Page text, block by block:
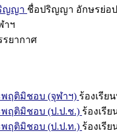
ญญา ชื่อปริญญา อักษรย่อ
าฯ
ยากาศ
พฤติมิชอบ (จุฬาฯ) ร้องเรีย
พฤติมิชอบ (ป.ป.ช.) ร้องเรี
พฤติมิชอบ (ป.ป.ท.) ร้องเรี